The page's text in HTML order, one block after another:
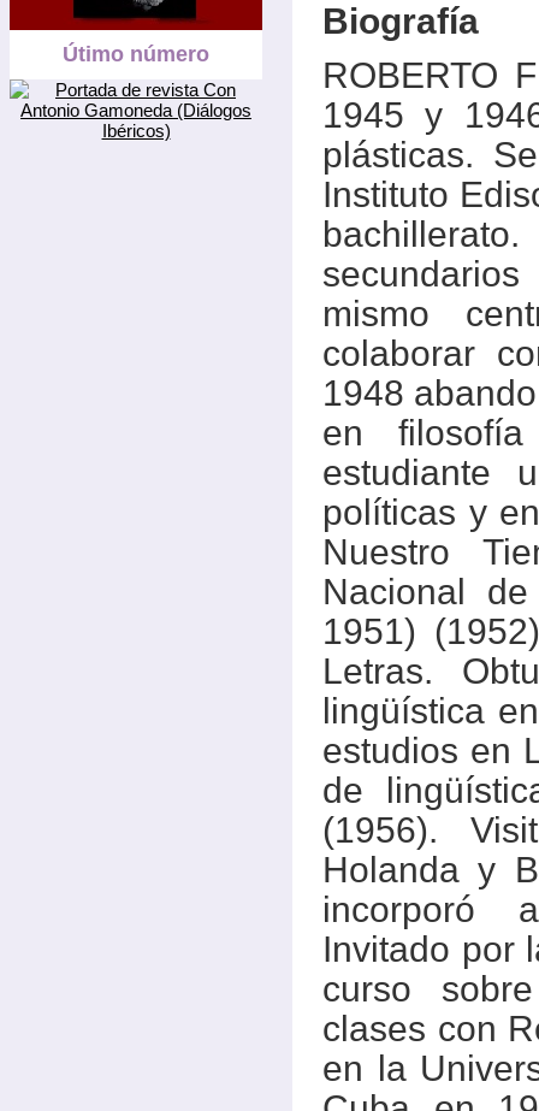
Útimo número
Biografía
ROBERTO
1945 y
plásticas.
Instituto
mismo
colaborar
1948
en
estudiante
políticas y
Nuestro
Nacional
1951)
Letras.
lingüística
estudios en
de
(1956).
Holanda y
incorporó
Invitado por
curso
clases con
en la